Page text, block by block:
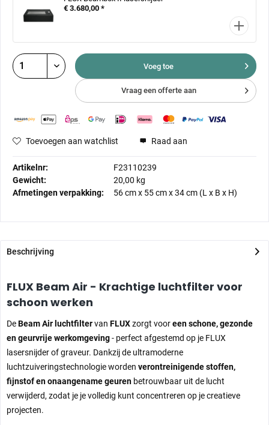
€ 3.680,00 *
Voeg toe
Vraag een offerte aan
Toevoegen aan watchlist Raad aan
Artikelnr:
F23110239
Gewicht:
20,00 kg
Afmetingen verpakking:
56 cmx 55 cmx34 cm (L x B x H)
Beschrijving
FLUX Beam Air - Krachtige luchtfilter voor
schoon werken
DeBeam Air luchtfiltervan FLUXzorgt vooreen schone, gezonde
en geurvrije werkomgeving- perfect afgestemd op je FLUX
lasersnijder of graveur. Dankzij de ultramoderne
luchtzuiveringstechnologie worden verontreinigende stoffen,
fijnstof en onaangename geuren betrouwbaar uit de lucht
verwijderd, zodat je je volledig kunt concentreren op je creatieve
projecten.